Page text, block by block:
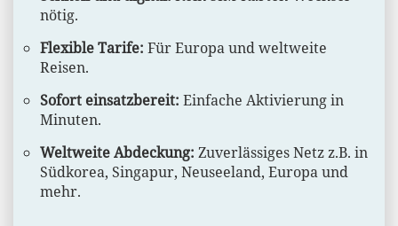
nötig.
Flexible Tarife: Für Europa und weltweite
Reisen.
Sofort einsatzbereit: Einfache Aktivierung in
Minuten.
Weltweite Abdeckung: Zuverlässiges Netz z.B. in
Südkorea, Singapur, Neuseeland, Europa und
mehr.